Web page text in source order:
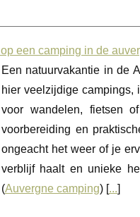
een camping in de
Een natuurvakantie in de
hier veelzijdige campings,
voor wandelen, fietsen
voorbereiding en
ongeacht het weer of je
verblijf haalt en unieke
(Auvergne camping) [...]